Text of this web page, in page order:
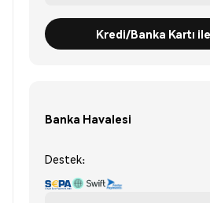
Kredi/Banka Kartı
Banka Havalesi
Destek: